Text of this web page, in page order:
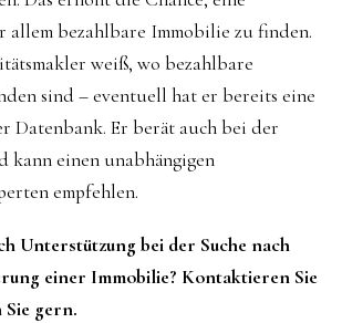
allem bezahlbare Immobilie zu finden.
weiß, wo bezahlbare
sind – eventuell hat er bereits eine
Datenbank. Er berät auch bei der
kann einen unabhängigen
empfehlen.
Unterstützung bei der Suche nach
einer Immobilie? Kontaktieren Sie
gern.